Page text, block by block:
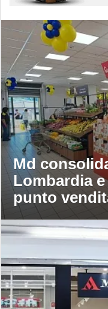
Md
Lombardia
punto